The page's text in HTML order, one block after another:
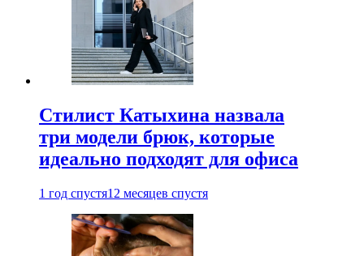
Стилист Катыхина назвала
три модели брюк, которые
идеально подходят для офиса
1 год спустя12 месяцев спустя